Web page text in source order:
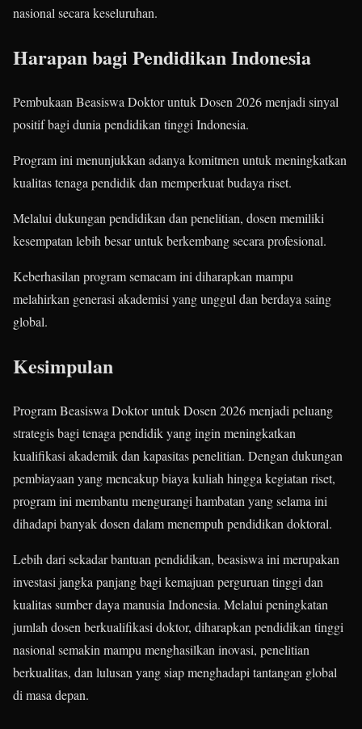
nasional secara keseluruhan.
Harapan bagi Pendidikan Indonesia
Pembukaan Beasiswa Doktor untuk Dosen 2026 menjadi sinyal
positif bagi dunia pendidikan tinggi Indonesia.
Program ini menunjukkan adanya komitmen untuk meningkatkan
kualitas tenaga pendidik dan memperkuat budaya riset.
Melalui dukungan pendidikan dan penelitian, dosen memiliki
kesempatan lebih besar untuk berkembang secara profesional.
Keberhasilan program semacam ini diharapkan mampu
melahirkan generasi akademisi yang unggul dan berdaya saing
global.
Kesimpulan
Program Beasiswa Doktor untuk Dosen 2026 menjadi peluang
strategis bagi tenaga pendidik yang ingin meningkatkan
kualifikasi akademik dan kapasitas penelitian. Dengan dukungan
pembiayaan yang mencakup biaya kuliah hingga kegiatan riset,
program ini membantu mengurangi hambatan yang selama ini
dihadapi banyak dosen dalam menempuh pendidikan doktoral.
Lebih dari sekadar bantuan pendidikan, beasiswa ini merupakan
investasi jangka panjang bagi kemajuan perguruan tinggi dan
kualitas sumber daya manusia Indonesia. Melalui peningkatan
jumlah dosen berkualifikasi doktor, diharapkan pendidikan tinggi
nasional semakin mampu menghasilkan inovasi, penelitian
berkualitas, dan lulusan yang siap menghadapi tantangan global
di masa depan.